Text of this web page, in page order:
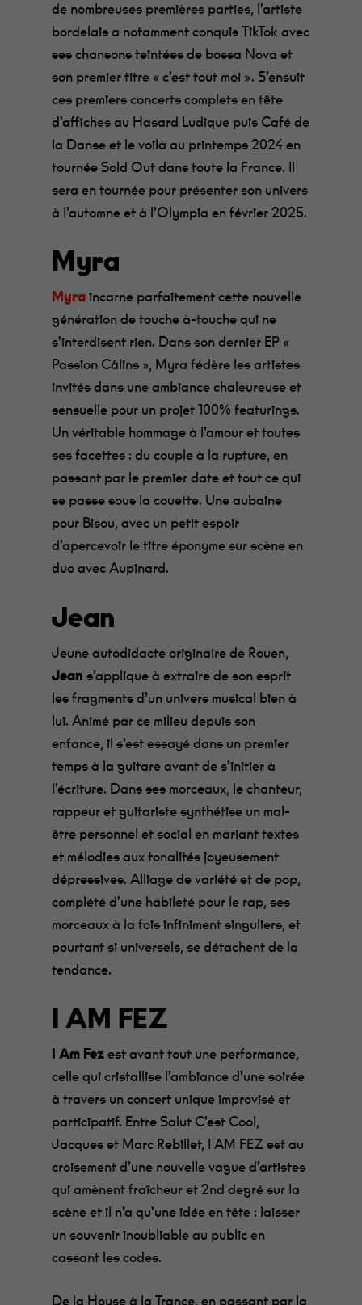
de nombreuses premières parties, l’artiste
bordelais a notamment conquis TikTok avec
ses chansons teintées de bossa Nova et
son premier titre « c’est tout moi ». S’ensuit
ces premiers concerts complets en tête
d’affiches au Hasard Ludique puis Café de
la Danse et le voilà au printemps 2024 en
tournée Sold Out dans toute la France. Il
sera en tournée pour présenter son univers
à l’automne et à l’Olympia en février 2025.
Myra
Myra incarne parfaitement cette nouvelle
génération de touche à-touche qui ne
s’interdisent rien. Dans son dernier EP «
Passion Câlins », Myra fédère les artistes
invités dans une ambiance chaleureuse et
sensuelle pour un projet 100% featurings.
Un véritable hommage à l’amour et toutes
ses facettes : du couple à la rupture, en
passant par le premier date et tout ce qui
se passe sous la couette. Une aubaine
pour Bisou, avec un petit espoir
d’apercevoir le titre éponyme sur scène en
duo avec Aupinard.
Jean
Jeune autodidacte originaire de Rouen,
Jean s’applique à extraire de son esprit
les fragments d’un univers musical bien à
lui. Animé par ce milieu depuis son
enfance, il s’est essayé dans un premier
temps à la guitare avant de s’initier à
l’écriture. Dans ses morceaux, le chanteur,
rappeur et guitariste synthétise un mal-
être personnel et social en mariant textes
et mélodies aux tonalités joyeusement
dépressives. Alliage de variété et de pop,
complété d’une habileté pour le rap, ses
morceaux à la fois infiniment singuliers, et
pourtant si universels, se détachent de la
tendance.
I AM FEZ
I Am Fez est avant tout une performance,
celle qui cristallise l’ambiance d’une soirée
à travers un concert unique improvisé et
participatif. Entre Salut C’est Cool,
Jacques et Marc Rebillet, I AM FEZ est au
croisement d’une nouvelle vague d’artistes
qui amènent fraîcheur et 2nd degré sur la
scène et il n’a qu’une idée en tête : laisser
un souvenir inoubliable au public en
cassant les codes.
De la House à la Trance, en passant par la